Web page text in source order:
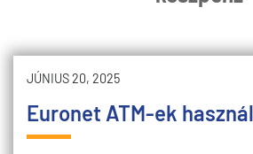
JÚNIUS 20, 2025
Euronet ATM-ek